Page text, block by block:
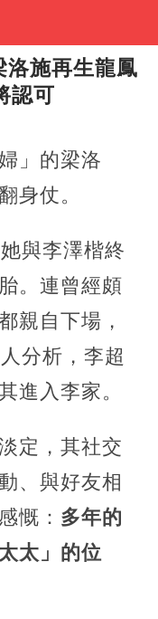
洛施再生龍鳳
認可
」的梁洛
身仗。
與李澤楷終
。連曾經頗
親自下場，
分析，李超
進入李家。
定，其社交
、與好友相
慨： 多年的
太」的位